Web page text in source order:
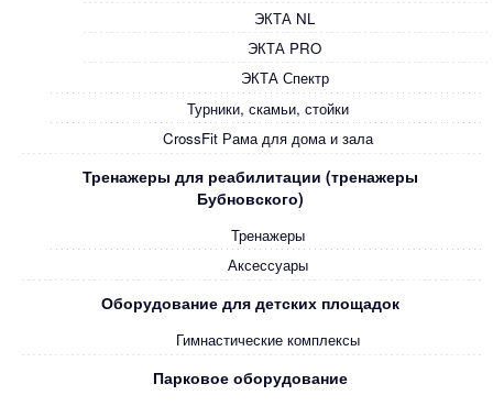
ЭКТА NL
ЭКТА PRO
ЭКТА Спектр
Турники, скамьи, стойки
CrossFit Рама для дома и зала
Тренажеры для реабилитации (тренажеры
Бубновского)
Тренажеры
Аксессуары
Оборудование для детских площадок
Гимнастические комплексы
Парковое оборудование